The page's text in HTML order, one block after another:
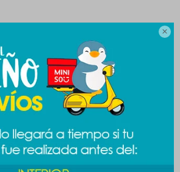

que te pueden interesar